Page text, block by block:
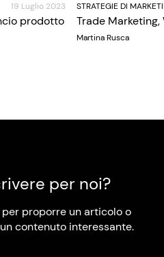
19 Luglio 2023
prodotto
STRATEGIE DI
Trade Marketing,
Martina Rusca
per noi?
proporre un articolo o
contenuto interessante.